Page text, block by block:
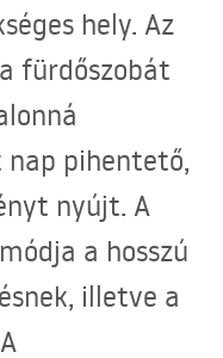
hely. Az
fürdőszobát
nap pihentető,
nyújt. A
a hosszú
illetve a